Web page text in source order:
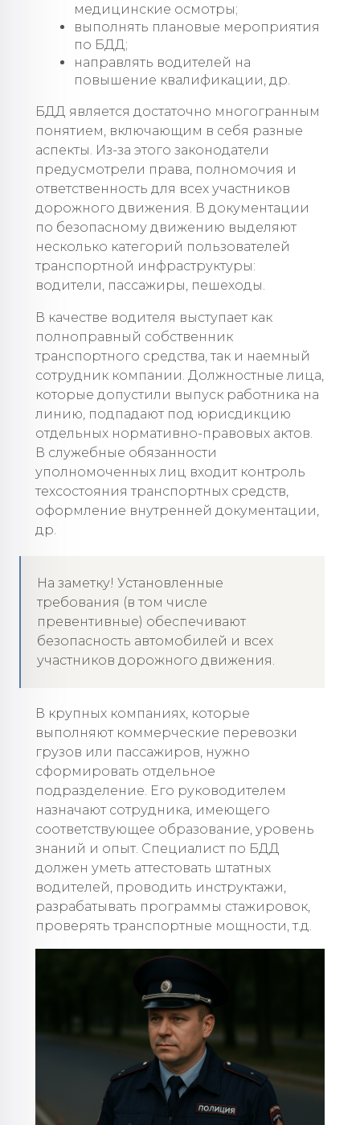
медицинские осмотры;
выполнять плановые мероприятия
по БДД;
направлять водителей на
повышение квалификации, др.
БДД является достаточно многогранным
понятием, включающим в себя разные
аспекты. Из-за этого законодатели
предусмотрели права, полномочия и
ответственность для всех участников
дорожного движения. В документации
по безопасному движению выделяют
несколько категорий пользователей
транспортной инфраструктуры:
водители, пассажиры, пешеходы.
В качестве водителя выступает как
полноправный собственник
транспортного средства, так и наемный
сотрудник компании. Должностные лица,
которые допустили выпуск работника на
линию, подпадают под юрисдикцию
отдельных нормативно-правовых актов.
В служебные обязанности
уполномоченных лиц входит контроль
техсостояния транспортных средств,
оформление внутренней документации,
др.
На заметку! Установленные
требования (в том числе
превентивные) обеспечивают
безопасность автомобилей и всех
участников дорожного движения.
В крупных компаниях, которые
выполняют коммерческие перевозки
грузов или пассажиров, нужно
сформировать отдельное
подразделение. Его руководителем
назначают сотрудника, имеющего
соответствующее образование, уровень
знаний и опыт. Специалист по БДД
должен уметь аттестовать штатных
водителей, проводить инструктажи,
разрабатывать программы стажировок,
проверять транспортные мощности, т.д.